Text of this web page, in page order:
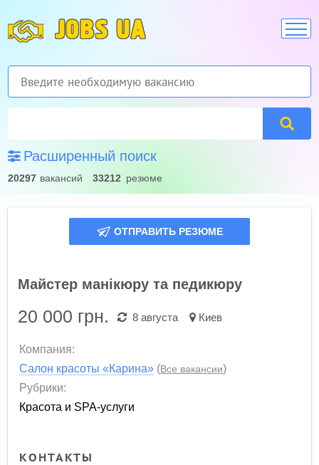
JOBS UA
Расширенный поиск
20297 вакансий 33212 резюме
ОТПРАВИТЬ РЕЗЮМЕ
Майстер манікюру та педикюру
20 000 грн. 8 августа Киев
Компания:
Салон красоты «Карина» (Все вакансии)
Рубрики:
Красота и SPA-услуги
КОНТАКТЫ